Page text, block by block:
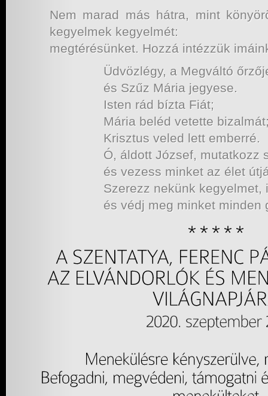
Nem marad más hátra, mint
kegyelmek kegyelmét:
megtérésünket. Hozzá intézzük
Üdvözlégy, a Megváltó
és Szűz Mária jegyese.
Isten rád bízta Fiát;
Mária beléd vetette
Krisztus veled lett emberré.
Ó, áldott József, mutatkozz
és vezess minket az élet
Szerezz nekünk kegyelmet,
és védj meg minket minden